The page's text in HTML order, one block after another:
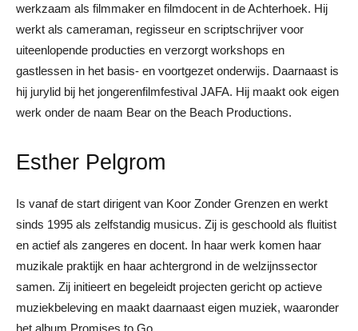
werkzaam als filmmaker en filmdocent in de Achterhoek. Hij
werkt als cameraman, regisseur en scriptschrijver voor
uiteenlopende producties en verzorgt workshops en
gastlessen in het basis- en voortgezet onderwijs. Daarnaast is
hij jurylid bij het jongerenfilmfestival JAFA. Hij maakt ook eigen
werk onder de naam Bear on the Beach Productions.
Esther Pelgrom
Is vanaf de start dirigent van Koor Zonder Grenzen en werkt
sinds 1995 als zelfstandig musicus. Zij is geschoold als fluitist
en actief als zangeres en docent. In haar werk komen haar
muzikale praktijk en haar achtergrond in de welzijnssector
samen. Zij initieert en begeleidt projecten gericht op actieve
muziekbeleving en maakt daarnaast eigen muziek, waaronder
het album Promises to Go.